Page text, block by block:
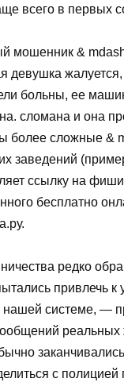
всего в первых
мошенник &
девушка
больны, ее
сломана и она
более сложные &
заведений
ссылку на
бесплатно
редко
привлечь к
системе, —
реальных
с